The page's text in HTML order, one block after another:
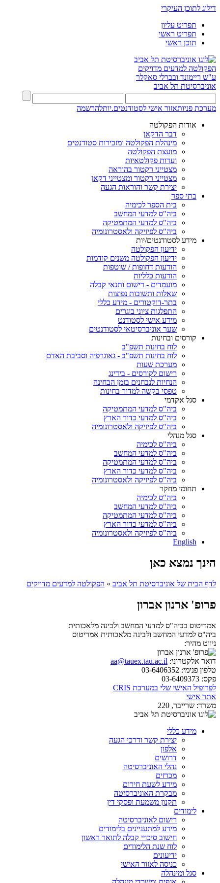
דילוג לתוכן העיקרי
תפריט עליון
תפריט ראשי
תוכן ראשי
הפקולטה למדעים מדויקים
ע"ש ריימונד ובברלי סאקלר
אוניברסיטת תל אביב
מערכת פניותאזור אישי לסטודנטים.יותלהרשמה
אודות הפקולטה
דבר הדקאן
מינהלת הפקולטה ומזכירות סטודנטים
מועצת הפקולטה
ועדות פקולטאיות
מצטייני רקטור בהוראה
מצטייני רקטור ומצטייני דקאן
יצירת קשר והוראות הגעה
בתי ספר
בית הספר לכימיה
ביה"ס למדעי המחשב
ביה"ס למדעי המתמטיקה
ביה"ס לפיזיקה ולאסטרונומיה
מידע לסטודנטים/יות
ידיעון הפקולטה
ידיעון הפקולטה משנים קודמות
הודעות דחופות / שוטפות
הודעות כלליות
מועמדים - רישום ותנאי קבלה
שאלות ותשובות נפוצות
בתר-דוקטורים - מידע כללי
התפלגות ציוני בוגרים
מידע אישי לסטודנט
שער אוניברסיטאי לסטודנטים
קורסים ובחינות
לוח בחינות תשפ"ב
לוח בחינות תשפ"ב - גאוגרפיה וסביבת האדם
מערכת שעות
רישום לקורסים - בידינג
הנחיות לנבחנים בזמן הבחינה
טפסי בקשה למדור בחינות
סגל אקדמי
ביה"ס למדעי המתמטיקה
ביה"ס למדעי כדור הארץ
ביה"ס לפיזיקה ולאסטרונומיה
סגל מנהלי
ביה"ס לכימיה
ביה"ס למדעי המחשב
ביה"ס למדעי המתמטיקה
ביה"ס למדעי כדור הארץ
ביה"ס לפיזיקה ולאסטרונומיה
תחומי מחקר
ביה"ס לכימיה
ביה"ס למדעי המחשב
ביה"ס למדעי המתמטיקה
ביה"ס למדעי כדור הארץ
ביה"ס לפיזיקה ולאסטרונומיה
English
הינך נמצא כאן
לדף הבית של אוניברסיטת תל אביב » הפקולטה למדעים מדויקים
פרופ' ארנון אברון
אמריטוס בביה"ס למדעי המחשב ולבינה מלאכותית
ביה"ס למדעי המחשב ולבינה מלאכותית אמריטוס
ניווט מהיר:
דואר אלקטרוני: aa@tauex.tau.ac.il
טלפון פנימי:
פקס:
לפרופיל האישי שלי במערכת CRIS
אתר אישי
משרד: שרייבר, 220
מידע כללי
יצירת קשר ודרכי הגעה
אלפון
דרושים
נהלי האוניברסיטה
מכרזים
מידע לשעת חירום
מבקרת האוניברסיטה
תקנון משמעת ופסקי דין
לימודים
רישום לאוניברסיטה
מידע למתעניינים בלימודים
חישוב סיכויי קבלה לתואר ראשון
לוח שנת הלימודים
ידיעונים
כניסה לאזור האישי
סגל ומינהלה